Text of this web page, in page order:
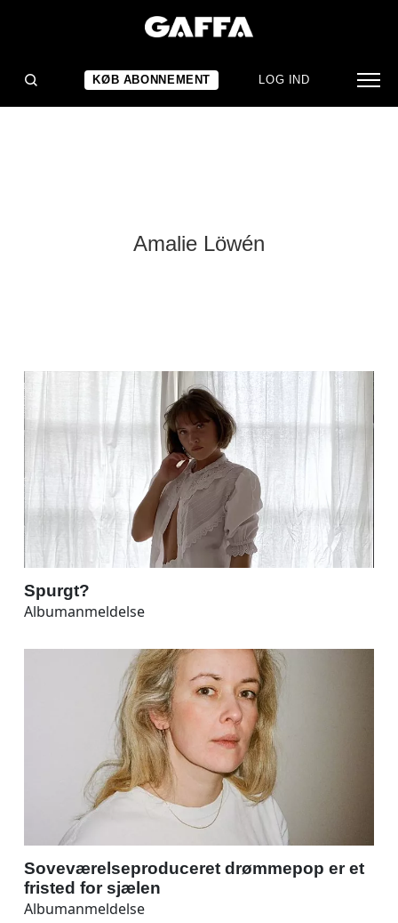
KØB ABONNEMENT LOG IND
Amalie Löwén
Spurgt?
Albumanmeldelse
Soveværelseproduceret drømmepop er et
fristed for sjælen
Albumanmeldelse